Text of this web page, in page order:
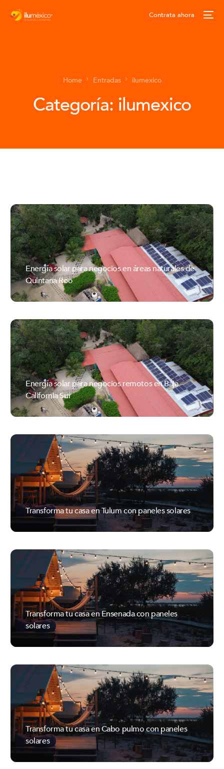
Contrata ahora
Home Entradas ilumexico
Categoría: ilumexico
Energía solar para negocios en áreas naturales de
Quintana Roo
ILUMEXICO
Energía solar para negocios remotos en Baja
California Sur
ILUMEXICO
Transforma tu casa en Tulum con paneles solares
ILUMEXICO
Transforma tu casa en Ensenada con paneles
solares
ILUMEXICO
Transforma tu casa en Cabo pulmo con paneles
solares
ILUMEXICO